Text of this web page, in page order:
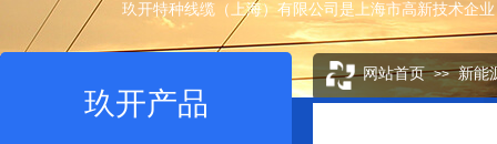
网站首页 >> 新能
玖开特种线缆（上海）有限公司是上海市高新技术企
玖开产品